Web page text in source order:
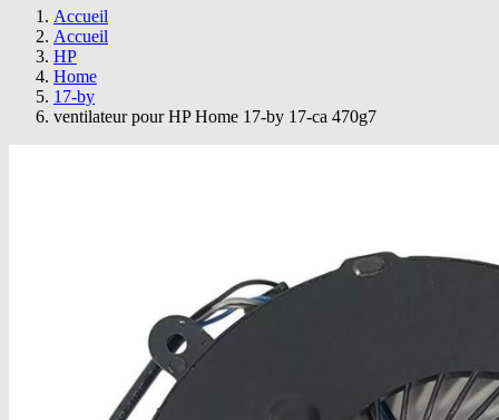
Accueil
Accueil
HP
Home
17-by
ventilateur pour HP Home 17-by 17-ca 470g7